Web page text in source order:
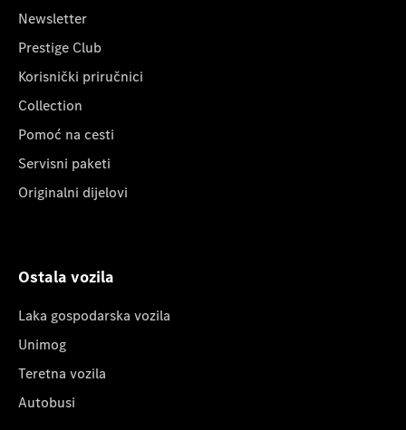
Newsletter
Prestige Club
Korisnički priručnici
Collection
Pomoć na cesti
Servisni paketi
Originalni dijelovi
Ostala vozila
Laka gospodarska vozila
Unimog
Teretna vozila
Autobusi